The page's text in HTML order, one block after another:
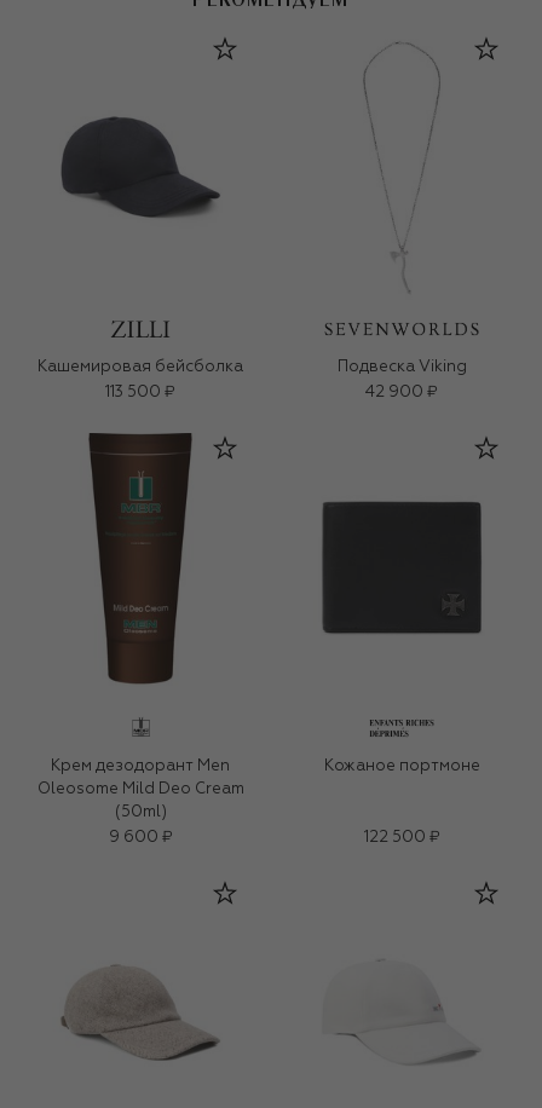
Кашемировая бейсболка
113 500 ₽
Подвеска Viking
42 900 ₽
Крем дезодорант Men
Oleosome Mild Deo Cream
(50ml)
9 600 ₽
Кожаное портмоне
122 500 ₽